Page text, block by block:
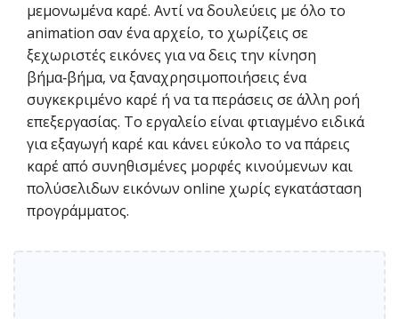
μεμονωμένα καρέ. Αντί να δουλεύεις με όλο το
animation σαν ένα αρχείο, το χωρίζεις σε
ξεχωριστές εικόνες για να δεις την κίνηση
βήμα‑βήμα, να ξαναχρησιμοποιήσεις ένα
συγκεκριμένο καρέ ή να τα περάσεις σε άλλη ροή
επεξεργασίας. Το εργαλείο είναι φτιαγμένο ειδικά
για εξαγωγή καρέ και κάνει εύκολο το να πάρεις
καρέ από συνηθισμένες μορφές κινούμενων και
πολύσελιδων εικόνων online χωρίς εγκατάσταση
προγράμματος.